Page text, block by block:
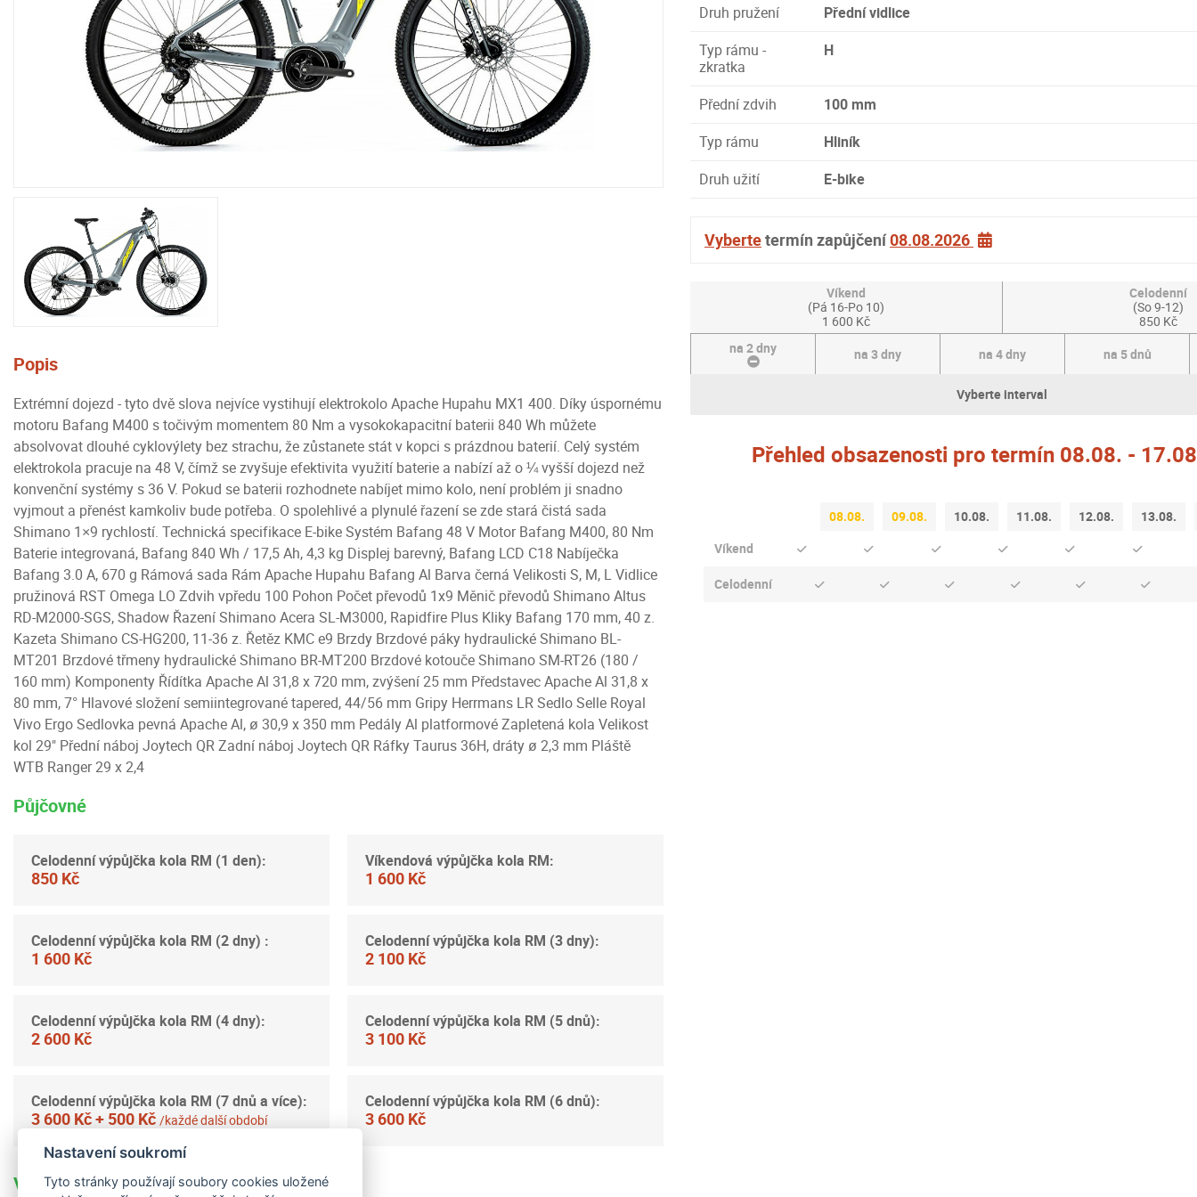
Popis
Extrémní dojezd - tyto dvě slova nejvíce vystihují elektrokolo Apache Hupahu MX1 400. Díky úspornému
motoru Bafang M400 s točivým momentem 80 Nm a vysokokapacitní baterii 840 Wh můžete
absolvovat dlouhé cyklovýlety bez strachu, že zůstanete stát v kopci s prázdnou baterií. Celý systém
elektrokola pracuje na 48 V, čímž se zvyšuje efektivita využití baterie a nabízí až o ¼ vyšší dojezd než
konvenční systémy s 36 V. Pokud se baterii rozhodnete nabíjet mimo kolo, není problém ji snadno
vyjmout a přenést kamkoliv bude potřeba. O spolehlivé a plynulé řazení se zde stará čistá sada
Shimano 1×9 rychlostí. Technická specifikace E-bike Systém Bafang 48 V Motor Bafang M400, 80 Nm
Baterie integrovaná, Bafang 840 Wh / 17,5 Ah, 4,3 kg Displej barevný, Bafang LCD C18 Nabíječka
Bafang 3.0 A, 670 g Rámová sada Rám Apache Hupahu Bafang Al Barva černá Velikosti S, M, L Vidlice
pružinová RST Omega LO Zdvih vpředu 100 Pohon Počet převodů 1x9 Měnič převodů Shimano Altus
RD-M2000-SGS, Shadow Řazení Shimano Acera SL-M3000, Rapidfire Plus Kliky Bafang 170 mm, 40 z.
Kazeta Shimano CS-HG200, 11-36 z. Řetěz KMC e9 Brzdy Brzdové páky hydraulické Shimano BL-
MT201 Brzdové třmeny hydraulické Shimano BR-MT200 Brzdové kotouče Shimano SM-RT26 (180 /
160 mm) Komponenty Řídítka Apache Al 31,8 x 720 mm, zvýšení 25 mm Představec Apache Al 31,8 x
80 mm, 7° Hlavové složení semiintegrované tapered, 44/56 mm Gripy Herrmans LR Sedlo Selle Royal
Vivo Ergo Sedlovka pevná Apache Al, ø 30,9 x 350 mm Pedály Al platformové Zapletená kola Velikost
kol 29" Přední náboj Joytech QR Zadní náboj Joytech QR Ráfky Taurus 36H, dráty ø 2,3 mm Pláště
WTB Ranger 29 x 2,4
Půjčovné
Celodenní výpůjčka kola RM (1 den):
850 Kč
Víkendová výpůjčka kola RM:
1 600 Kč
Celodenní výpůjčka kola RM (2 dny) :
1 600 Kč
Celodenní výpůjčka kola RM (3 dny):
2 100 Kč
Celodenní výpůjčka kola RM (4 dny):
2 600 Kč
Celodenní výpůjčka kola RM (5 dnů):
3 100 Kč
Celodenní výpůjčka kola RM (7 dnů a více):
3 600 Kč + 500 Kč /každé další období
Celodenní výpůjčka kola RM (6 dnů):
3 600 Kč
Vratná kauce: 4 000 Kč
Druh pružení
Přední vidlice
Typ rámu -
zkratka
H
Přední zdvih
100 mm
Typ rámu
Hliník
Druh užití
E-bike
Vybertetermín zapůjčení08.08.2026
Víkend
(Pá 16-Po 10)
1 600 Kč
Celodenní
(So 9-12)
850 Kč
na 2 dny
na 3 dny na 4 dny na 5 dnů
Vyberte interval
Přehled obsazenosti pro termín 08.08. -
08.08. 09.08. 10.08. 11.08. 12.08.
13.08.
Víkend
Celodenní
Nastavení soukromí
Tyto stránky používají soubory cookies uložené